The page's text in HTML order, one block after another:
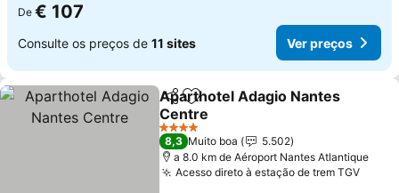
De € 107
Consulte os preços de 11 sites Ver preços
PartilharAdicionar aos favoritos
Aparthotel Adagio Nantes
Centre
4 Estrelas
8,3 Muito boa
5.502
a 8.0 km de Aéroport Nantes Atlantique
Acesso direto à estação de trem TGV